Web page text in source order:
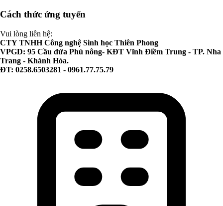
Cách thức ứng tuyển
Vui lòng liên hệ:
CTY TNHH Công nghệ Sinh học Thiên Phong
VPGD: 95 Cầu dứa Phú nông- KĐT Vĩnh Điềm Trung - TP. Nha
Trang - Khánh Hòa.
ĐT: 0258.6503281 - 0961.77.75.79